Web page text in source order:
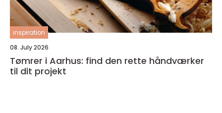
inspiration
08. July 2026
Tømrer i Aarhus: find den rette håndværker
til dit projekt